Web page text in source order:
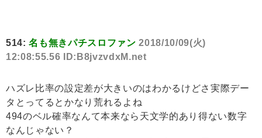
514:名も無きパチスロファン 2018/10/09(火)
12:08:55.56 ID:B8jvzvdxM.net
ハズレ比率の設定差が大きいのはわかるけどさ実際デー
タとってるとかなり荒れるよね
494のベル確率なんて本来なら天文学的あり得ない数字
なんじゃない？